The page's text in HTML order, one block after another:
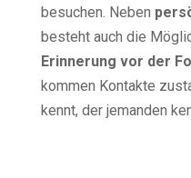
besuchen. Neben
besteht auch die
Erinnerung vor der
kommen Kontakte
kennt, der jemanden